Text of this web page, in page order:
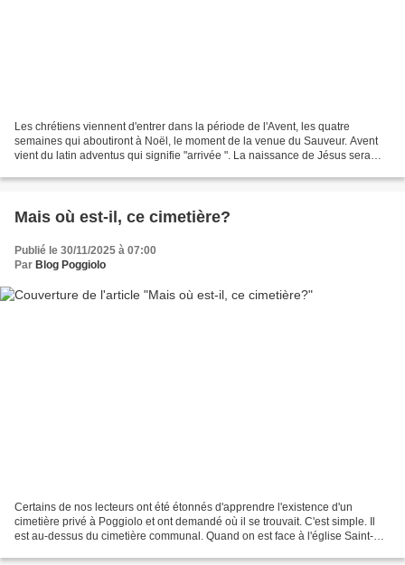
Les chrétiens viennent d'entrer dans la période de l'Avent, les quatre
semaines qui aboutiront à Noël, le moment de la venue du Sauveur. Avent
vient du latin adventus qui signifie "arrivée ". La naissance de Jésus sera
Mais où est-il, ce cimetière?
Publié le 30/11/2025 à 07:00
Par Blog Poggiolo
Certains de nos lecteurs ont été étonnés d'apprendre l'existence d'un
cimetière privé à Poggiolo et ont demandé où il se trouvait. C'est simple. Il
est au-dessus du cimetière communal. Quand on est face à l'église Saint-